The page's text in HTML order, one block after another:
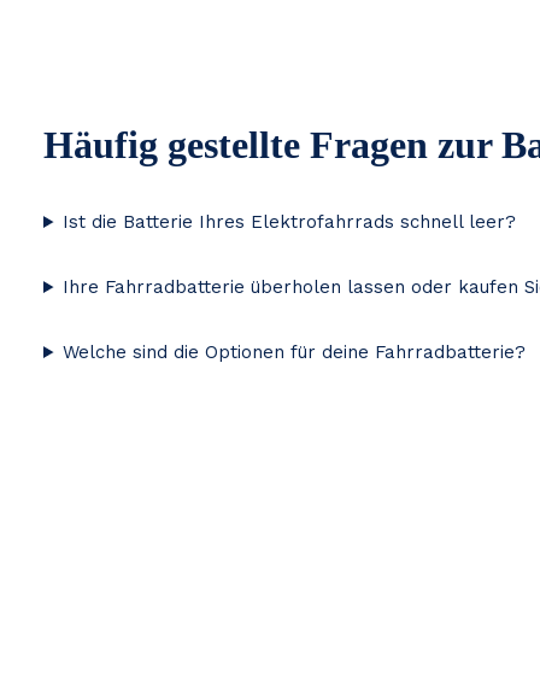
Häufig gestellte Fragen zur
Ist die Batterie Ihres Elektrofahrrads schnell leer?
Ihre Fahrradbatterie überholen lassen oder kaufen
Welche sind die Optionen für deine Fahrradbatterie?